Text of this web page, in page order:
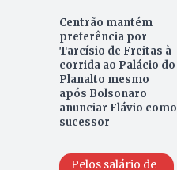
Centrão mantém
preferência por
Tarcísio de Freitas à
corrida ao Palácio do
Planalto mesmo
após Bolsonaro
anunciar Flávio como
sucessor
Pelos salário de